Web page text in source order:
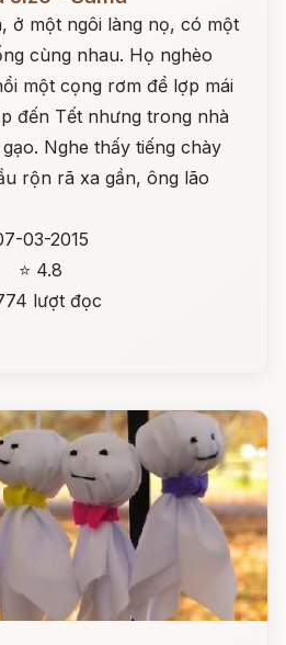
ở một ngôi làng nọ, có một
cùng nhau. Họ nghèo
một cọng rơm để lợp mái
đến Tết nhưng trong nhà
Nghe thấy tiếng chày
rộn rã xa gần, ông lão
03-2015
⭐ 4.8
lượt đọc